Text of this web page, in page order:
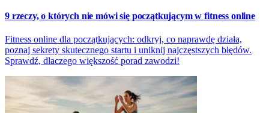
9 rzeczy, o których nie mówi się początkującym w fitness online
Fitness online dla początkujących: odkryj, co naprawdę działa,
poznaj sekrety skutecznego startu i uniknij najczęstszych błędów.
Sprawdź, dlaczego większość porad zawodzi!